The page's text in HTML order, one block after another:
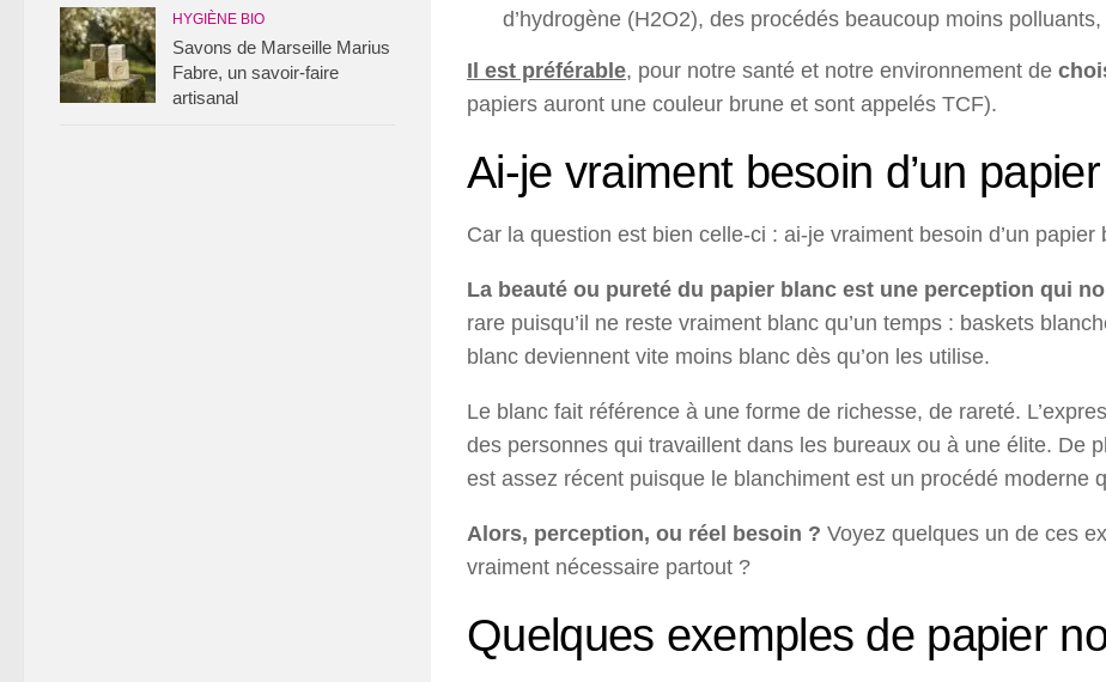
d’hydrogène (H2O2), des procédés beaucoup moins
Il est préférable, pour notre santé et notre environnement de
papiers auront une couleur brune et sont appelés TCF).
Ai-je vraiment besoin d’un
Car la question est bien celle-ci : ai-je vraiment besoin d’un papier
La beauté ou pureté du papier blanc est une perception qui
rare puisqu’il ne reste vraiment blanc qu’un temps : baskets
blanc deviennent vite moins blanc dès qu’on les utilise.
Le blanc fait référence à une forme de richesse, de rareté.
des personnes qui travaillent dans les bureaux ou à une élite. De
est assez récent puisque le blanchiment est un procédé moderne
Alors, perception, ou réel besoin ? Voyez quelques un de ces
vraiment nécessaire partout ?
Quelques exemples de papier
HYGIÈNE BIO
Savons de Marseille Marius
Fabre, un savoir-faire
artisanal